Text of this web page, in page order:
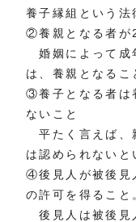
養子縁組という法
②養親となる者が
婚姻によって成
は、養親となるこ
③養子となる者は
ないこと
平たく言えば、
は認められないと
④後見人が被後見
の許可を得ること
後見人は被後見